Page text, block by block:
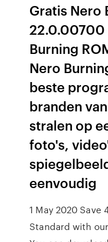
Gratis Nero
22.0.00700
Burning
Nero
beste
branden
stralen op
foto's,
eenvoudig
1 May 2020 Save
Standard with